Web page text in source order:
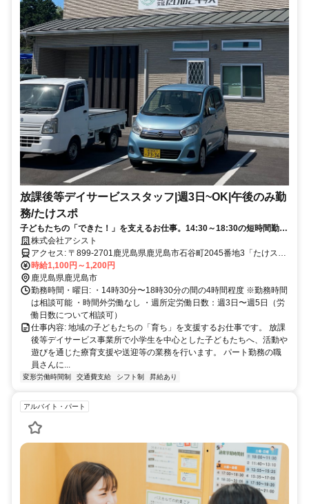
放課後等デイサービススタッフ|週3日~OK|午後のみ勤
務/たけスポ
子どもたちの「できた！」を支えるお仕事。14:30～18:30の短時間勤務
で家庭との両立も◎
株式会社アシスト
アクセス: 〒899-2701鹿児島県鹿児島市石谷町2045番地3「たけス
ポ」 アクセス: ・饅頭石原バス停から徒歩3分 ・マイカー通勤可：敷
地外（徒歩5分程度）に無料駐車場あり
時給1,100円～1,200円
鹿児島県鹿児島市
勤務時間・曜日: ・14時30分〜18時30分の間の4時間程度 ※勤務時間
は相談可能 ・時間外労働なし ・週所定労働日数：週3日〜週5日（労
働日数について相談可）
仕事内容: 地域の子どもたちの「育ち」を支援するお仕事です。 放課
後等デイサービス事業所で小学生を中心とした子どもたちへ、活動や
遊びを通じた療育支援や送迎等の業務を行います。 パート勤務の職
員さんに...
変形労働時間制 交通費支給 シフト制 昇給あり
アルバイト・パート